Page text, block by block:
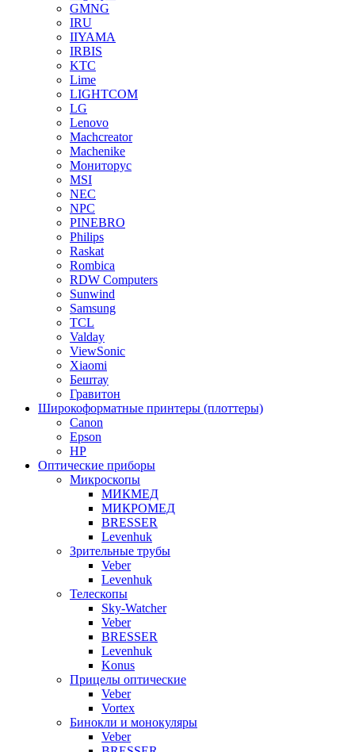
GMNG
IRU
IIYAMA
IRBIS
KTC
Lime
LIGHTCOM
LG
Lenovo
Machcreator
Machenike
Мониторус
MSI
NEC
NPC
PINEBRO
Philips
Raskat
Rombica
RDW Computers
Sunwind
Samsung
TCL
Valday
ViewSonic
Xiaomi
Бештау
Гравитон
Широкоформатные принтеры (плоттеры)
Canon
Epson
HP
Оптические приборы
Микроскопы
МИКМЕД
МИКРОМЕД
BRESSER
Levenhuk
Зрительные трубы
Veber
Levenhuk
Телескопы
Sky-Watcher
Veber
BRESSER
Levenhuk
Konus
Прицелы оптические
Veber
Vortex
Бинокли и монокуляры
Veber